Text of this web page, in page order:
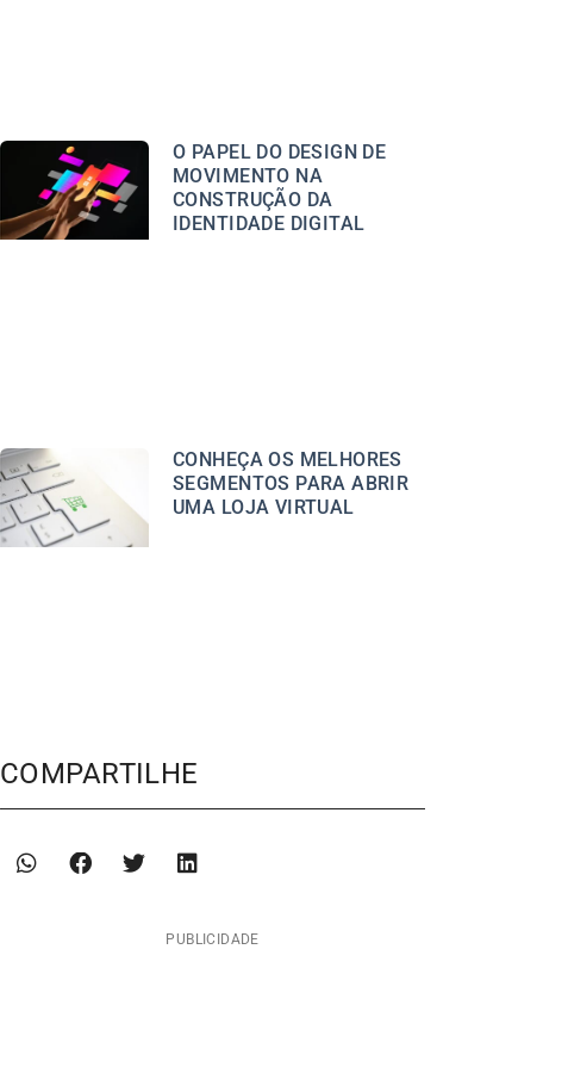
O PAPEL DO DESIGN DE
MOVIMENTO NA
CONSTRUÇÃO DA
IDENTIDADE DIGITAL
CONHEÇA OS MELHORES
SEGMENTOS PARA ABRIR
UMA LOJA VIRTUAL
COMPARTILHE
PUBLICIDADE